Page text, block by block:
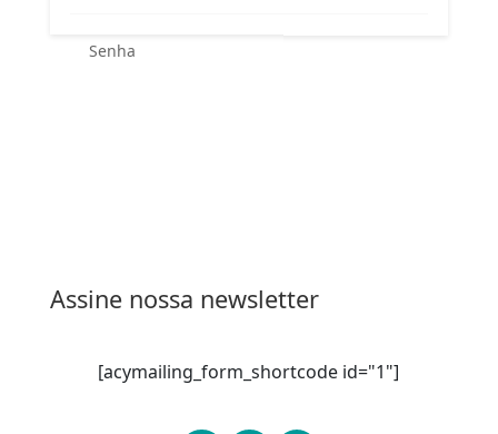
Assine nossa newsletter
[acymailing_form_shortcode id="1"]